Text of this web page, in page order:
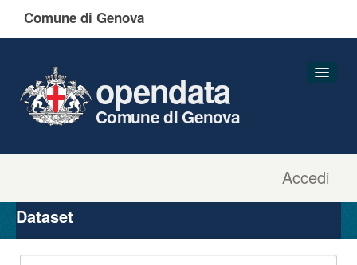
Comune di Genova
Accedi
opendata
Comune di Genova
Organizzazioni
Gruppi
Dataset